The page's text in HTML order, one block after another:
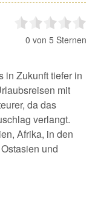
0 von 5 Sternen
in Zukunft tiefer in
mit
da das
verlangt.
Afrika, in den
und